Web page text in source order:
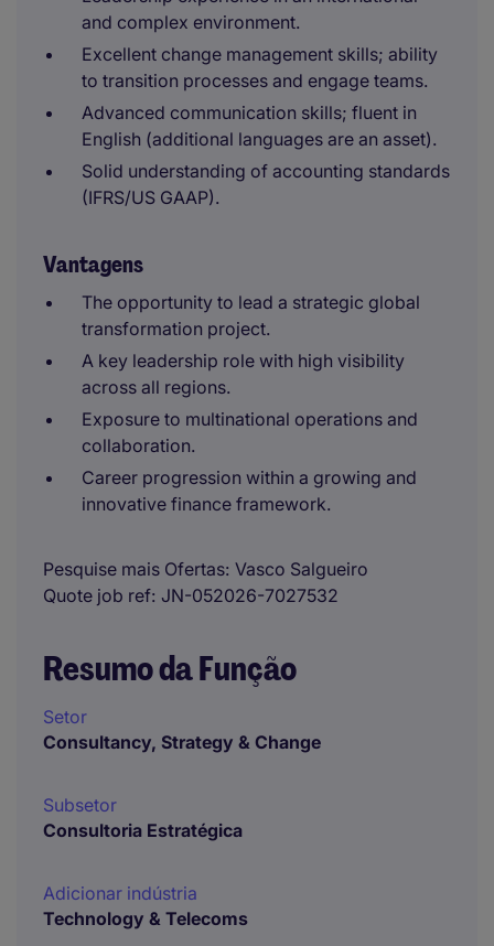
and complex environment.
Excellent change management skills; ability
to transition processes and engage teams.
Advanced communication skills; fluent in
English (additional languages are an asset).
Solid understanding of accounting standards
(IFRS/US GAAP).
Vantagens
The opportunity to lead a strategic global
transformation project.
A key leadership role with high visibility
across all regions.
Exposure to multinational operations and
collaboration.
Career progression within a growing and
innovative finance framework.
Pesquise mais Ofertas Vasco Salgueiro
Quote job ref JN-052026-7027532
Resumo da Função
Setor
Consultancy, Strategy & Change
Subsetor
Consultoria Estratégica
Adicionar indústria
Technology & Telecoms